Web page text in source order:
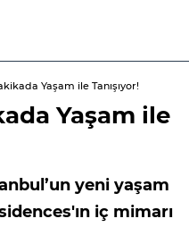
Yaşam ile Tanışıyor!
Yaşam ile
yeni yaşam
iç mimarı